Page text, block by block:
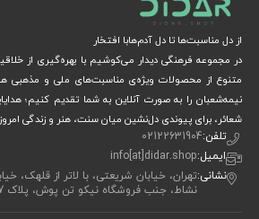
از دل مناسبت‌ها تا دل آدم‌هابا افتخار
در مجموعه فرهنگی دیدار می‌کوشیم با بهره‌گیری از
متنوع از محصولات ویژه‌ی مناسبت‌های ملی و مذهبی
نیمه‌شعبان را به صورت آنلاین به شما تقدیم کنیم؛
شعائر، برای پیوندی دل‌نشین میان سنت، هنر و زندگی
تلفن:02122631904
ایمیل:info[at]didar.shop
نشانی:تهران، خیابان شریعتی، با لاتر از قلهک،
نشاط، جنب فروشگاه نیکو تن پوش، پلاک 357،طبقه اول شرقی